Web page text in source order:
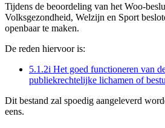
Tijdens de beoordeling van het Woo-
Volksgezondheid, Welzijn en Sport
openbaar te maken.
De reden hiervoor is:
5.1.2i Het goed functioneren van
publiekrechtelijke lichamen of
Dit bestand zal spoedig aangeleverd
eens.